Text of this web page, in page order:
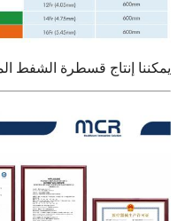
يمكننا إنتاج قسطرة الشفط